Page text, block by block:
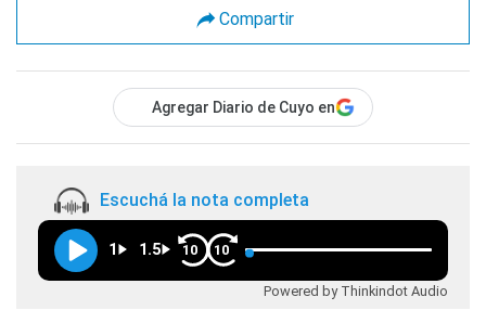
Compartir
Agregar Diario de Cuyo en
Escuchá la nota completa
1 1.5 10 10
Powered by Thinkindot Audio